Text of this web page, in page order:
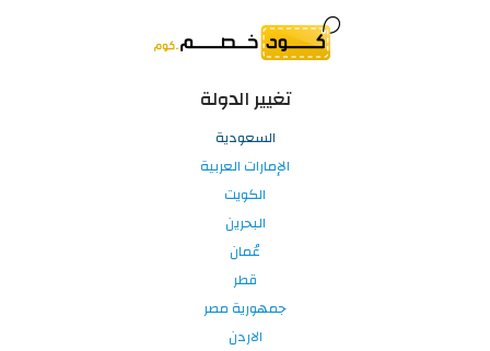
تغيير الدولة
السعودية
الإمارات العربية
الكويت
البحرين
عُمان
قطر
جمهورية مصر
الاردن